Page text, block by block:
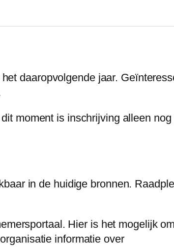
daaropvolgende jaar.
moment is inschrijving alleen
in de huidige bronnen.
Hier is het mogelijk
informatie over